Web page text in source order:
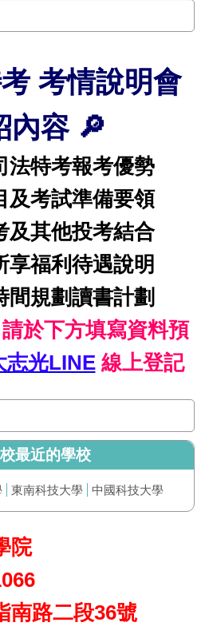
考情說明會
內容 🔎
法特考報考優勢
及考試準備要領
及其他投考結合
享福利待遇說明
間規劃讀書計劃
於下方填寫資料預
志光LINE 線上登記
最近的學校
東南科技大學 中國科技大學
院
南路二段36號